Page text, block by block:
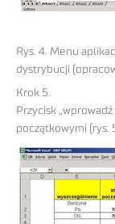
Rys. 4. Menu
dystrybucji
Krok 5.
Przycisk
początkowymi (rys.